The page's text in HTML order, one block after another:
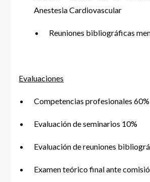
Anestesia Cardiovascular
Reuniones bibliográficas
Evaluaciones
Competencias profesionales 60%
Evaluación de seminarios 10%
Evaluación de reuniones
Examen teórico final ante